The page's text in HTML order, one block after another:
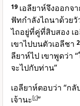
19 เอลียาห์จึงออกจ
ฟัทกำลังไถนาด้วยวั
ไถอยู่ที่คู่ที่สิบสอง เ
เขาไปบนตัวเอลีชา
ลียาห์ไป เขาพูดว่า
จะไปกับท่าน”
เอลียาห์ตอบว่า “กลั
เจ้านะ[c]”